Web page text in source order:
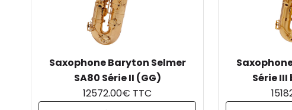
Saxophone Baryton Selmer
SA80 Série II (GG)
12572.00€ TTC
Série III